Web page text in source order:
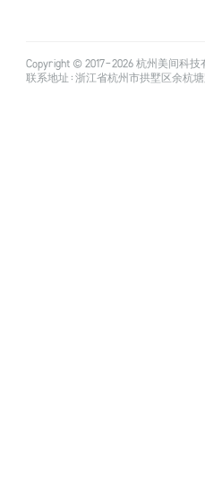
Copyright © 2017-2026杭州美间科技
联系地址：浙江省杭州市拱墅区余杭